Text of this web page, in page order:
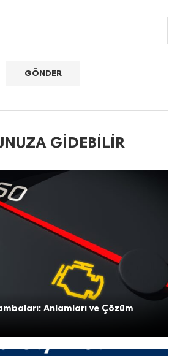
GIDEBILIR
Anlamları ve Çözüm